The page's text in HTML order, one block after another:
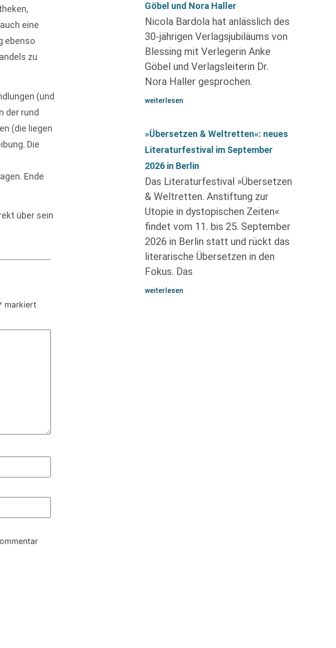
eine
ebenso
zu
(und
der rund
(die liegen
Die
Ende
über sein
markiert
Göbel und Nora Haller
Nicola Bardola hat anlässlich des
30-jährigen Verlagsjubiläums von
Blessing mit Verlegerin Anke
Göbel und Verlagsleiterin Dr.
Nora Haller gesprochen.
weiterlesen
»Übersetzen & Weltretten«: neues
Literaturfestival im September
2026 in Berlin
Das Literaturfestival »Übersetzen
& Weltretten. Anstiftung zur
Utopie in dystopischen Zeiten«
findet vom 11. bis 25. September
2026 in Berlin statt und rückt das
literarische Übersetzen in den
Fokus. Das
weiterlesen